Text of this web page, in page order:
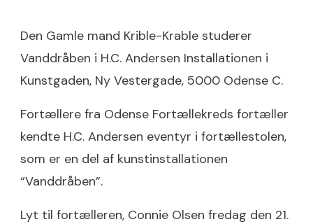
Den Gamle mand Krible-Krable studerer
Vanddråben i H.C. Andersen Installationen i
Kunstgaden, Ny Vestergade, 5000 Odense C.
Fortællere fra Odense Fortællekreds fortæller
kendte H.C. Andersen eventyr i fortællestolen,
som er en del af kunstinstallationen
“Vanddråben”.
Lyt til fortælleren, Connie Olsen fredag den 21.